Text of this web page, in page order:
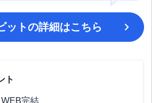
ットの詳細はこちら
ト
完結